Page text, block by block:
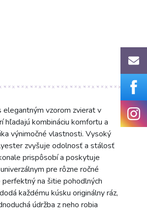
vzorom zvierat v
kombináciu komfortu a
výnimočné vlastnosti. Vysoký
zvyšuje odolnosť a stálosť
prispôsobí a poskytuje
pre rôzne ročné
na šitie pohodlných
každému kúsku originálny ráz,
údržba z neho robia